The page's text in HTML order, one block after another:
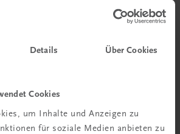
Details Über Cookies
Cookies
um Inhalte und Anzeigen zu
für soziale Medien anbieten zu